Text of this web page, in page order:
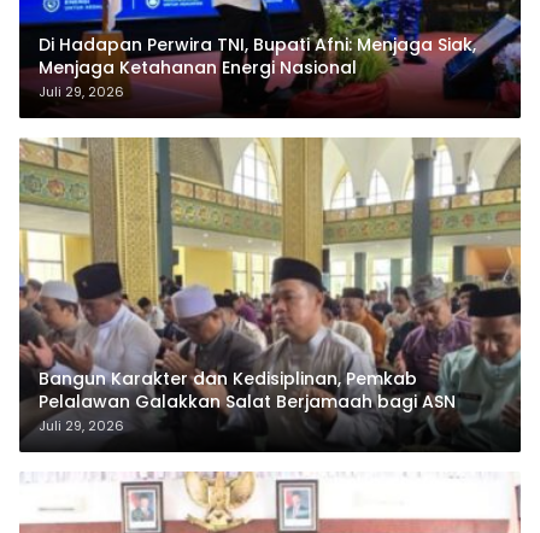
Di Hadapan Perwira TNI, Bupati Afni: Menjaga Siak,
Menjaga Ketahanan Energi Nasional
Juli 29, 2026
Bangun Karakter dan Kedisiplinan, Pemkab
Pelalawan Galakkan Salat Berjamaah bagi ASN
Juli 29, 2026